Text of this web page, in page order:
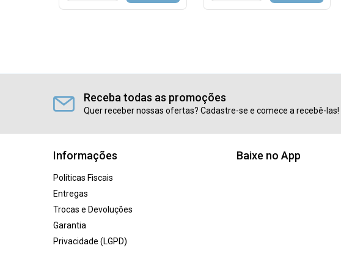
Receba todas as promoções
Quer receber nossas ofertas? Cadastre-se e comece a recebê-las!
Informações
Políticas Fiscais
Entregas
Trocas e Devoluções
Garantia
Privacidade (LGPD)
Baixe no App